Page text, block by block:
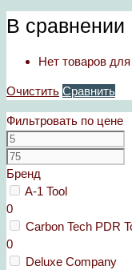
В сравнении
Нет товаров
Очистить Сравнить
Фильтровать по цене
Бренд
A-1 Tool
0
Carbon Tech PDR
0
Deluxe Company